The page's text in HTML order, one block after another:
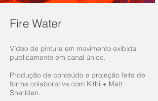
Fire Water
Vídeo de pintura em movimento exibida
publicamente em canal único.
Produção de conteúdo e projeção feita de
forma colaborativa com Kithi + Matt
Sheridan.